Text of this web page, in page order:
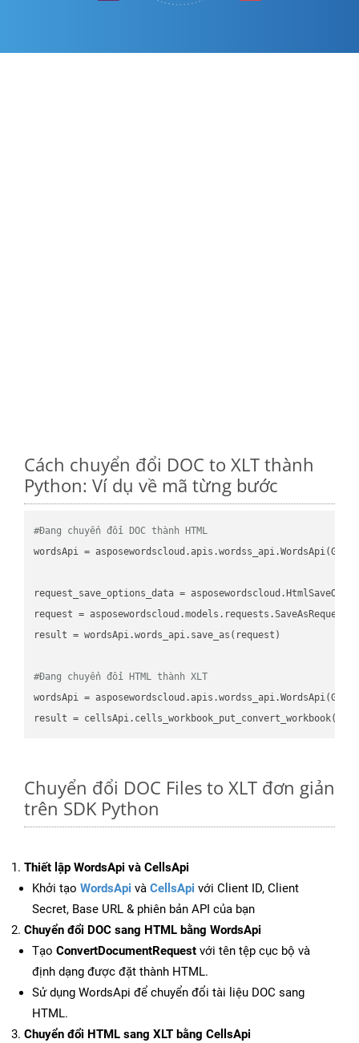
Cách chuyển đổi DOC to XLT thành
Python: Ví dụ về mã từng bước
#Đang chuyển đổi DOC thành HTML
wordsApi =
request_save_options_data =
request
result = wordsApi.words_api.save_as(request)
#Đang chuyển đổi HTML thành XLT
wordsApi =
result =
Chuyển đổi DOC Files to XLT đơn giản
trên SDK Python
Thiết lập WordsApi và CellsApi
Khởi tạo WordsApi và CellsApi với Client ID, Client
Secret, Base URL & phiên bản API của bạn
Chuyển đổi DOC sang HTML bằng WordsApi
Tạo ConvertDocumentRequest với tên tệp cục bộ và
định dạng được đặt thành HTML.
Sử dụng WordsApi để chuyển đổi tài liệu DOC sang
HTML.
Chuyển đổi HTML sang XLT bằng CellsApi